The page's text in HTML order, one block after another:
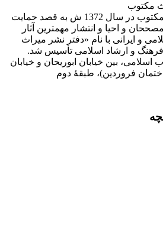
مؤسسه پژوهشی میراث مكتوب در سال 1372 ش به قصد حمایت
و احیا و انتشار مهمترین آثار
و ایرانی با نام «دفتر نشر میراث
و ارشاد اسلامی تأسیس شد.
اسلامی، بین خیابان ابوریحان و خیابان